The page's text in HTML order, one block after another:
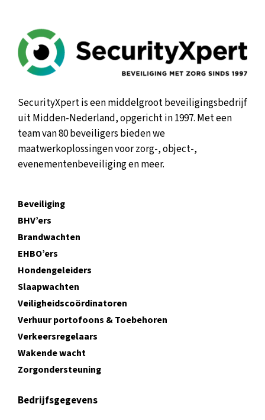
SecurityXpert is een middelgroot beveiligingsbedrijf
uit Midden-Nederland, opgericht in 1997. Met een
team van 80 beveiligers bieden we
maatwerkoplossingen voor zorg-, object-,
evenementenbeveiliging en meer.
Beveiliging
BHV’ers
Brandwachten
EHBO’ers
Hondengeleiders
Slaapwachten
Veiligheidscoördinatoren
Verhuur portofoons & Toebehoren
Verkeersregelaars
Wakende wacht
Zorgondersteuning
Bedrijfsgegevens